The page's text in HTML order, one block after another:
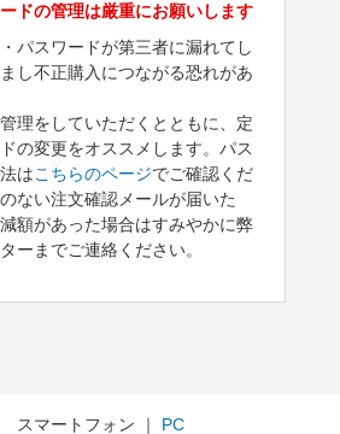
ドの管理は厳重にお願いします
パスワードが第三者に漏れてし
し不正購入につながる恐れがあ
理をしていただくとともに、定
の変更をオススメします。パス
はこちらのページでご確認くだ
ない注文確認メールが届いた
額があった場合はすみやかに弊
ーまでご連絡ください。
スマートフォン ｜ PC